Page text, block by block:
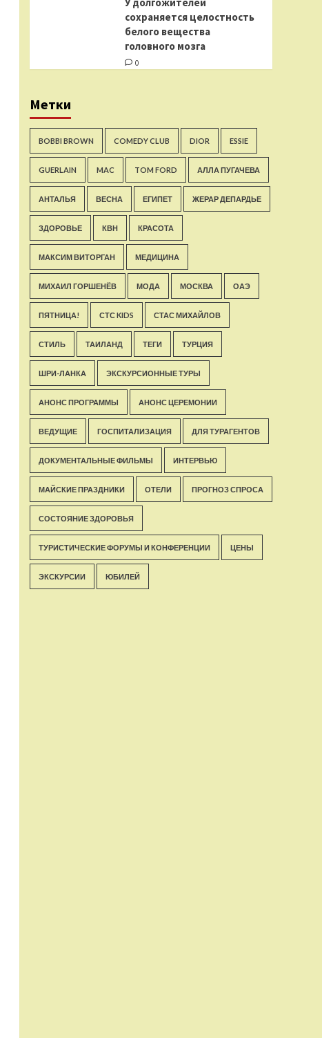
сохраняется целостность
белого вещества
головного мозга
0
Метки
BOBBI BROWN COMEDY CLUB DIOR ESSIE
GUERLAIN MAC TOM FORD АЛЛА ПУГАЧЕВА
АНТАЛЬЯ ВЕСНА ЕГИПЕТ ЖЕРАР ДЕПАРДЬЕ
ЗДОРОВЬЕ КВН КРАСОТА
МАКСИМ ВИТОРГАН МЕДИЦИНА
МИХАИЛ ГОРШЕНЁВ МОДА МОСКВА ОАЭ
ПЯТНИЦА! СТС KIDS СТАС МИХАЙЛОВ
СТИЛЬ ТАИЛАНД ТЕГИ ТУРЦИЯ
ШРИ-ЛАНКА ЭКСКУРСИОННЫЕ ТУРЫ
АНОНС ПРОГРАММЫ АНОНС ЦЕРЕМОНИИ
ВЕДУЩИЕ ГОСПИТАЛИЗАЦИЯ ДЛЯ ТУРАГЕНТОВ
ДОКУМЕНТАЛЬНЫЕ ФИЛЬМЫ ИНТЕРВЬЮ
МАЙСКИЕ ПРАЗДНИКИ ОТЕЛИ ПРОГНОЗ СПРОСА
СОСТОЯНИЕ ЗДОРОВЬЯ
ТУРИСТИЧЕСКИЕ ФОРУМЫ И КОНФЕРЕНЦИИ ЦЕНЫ
ЭКСКУРСИИ ЮБИЛЕЙ